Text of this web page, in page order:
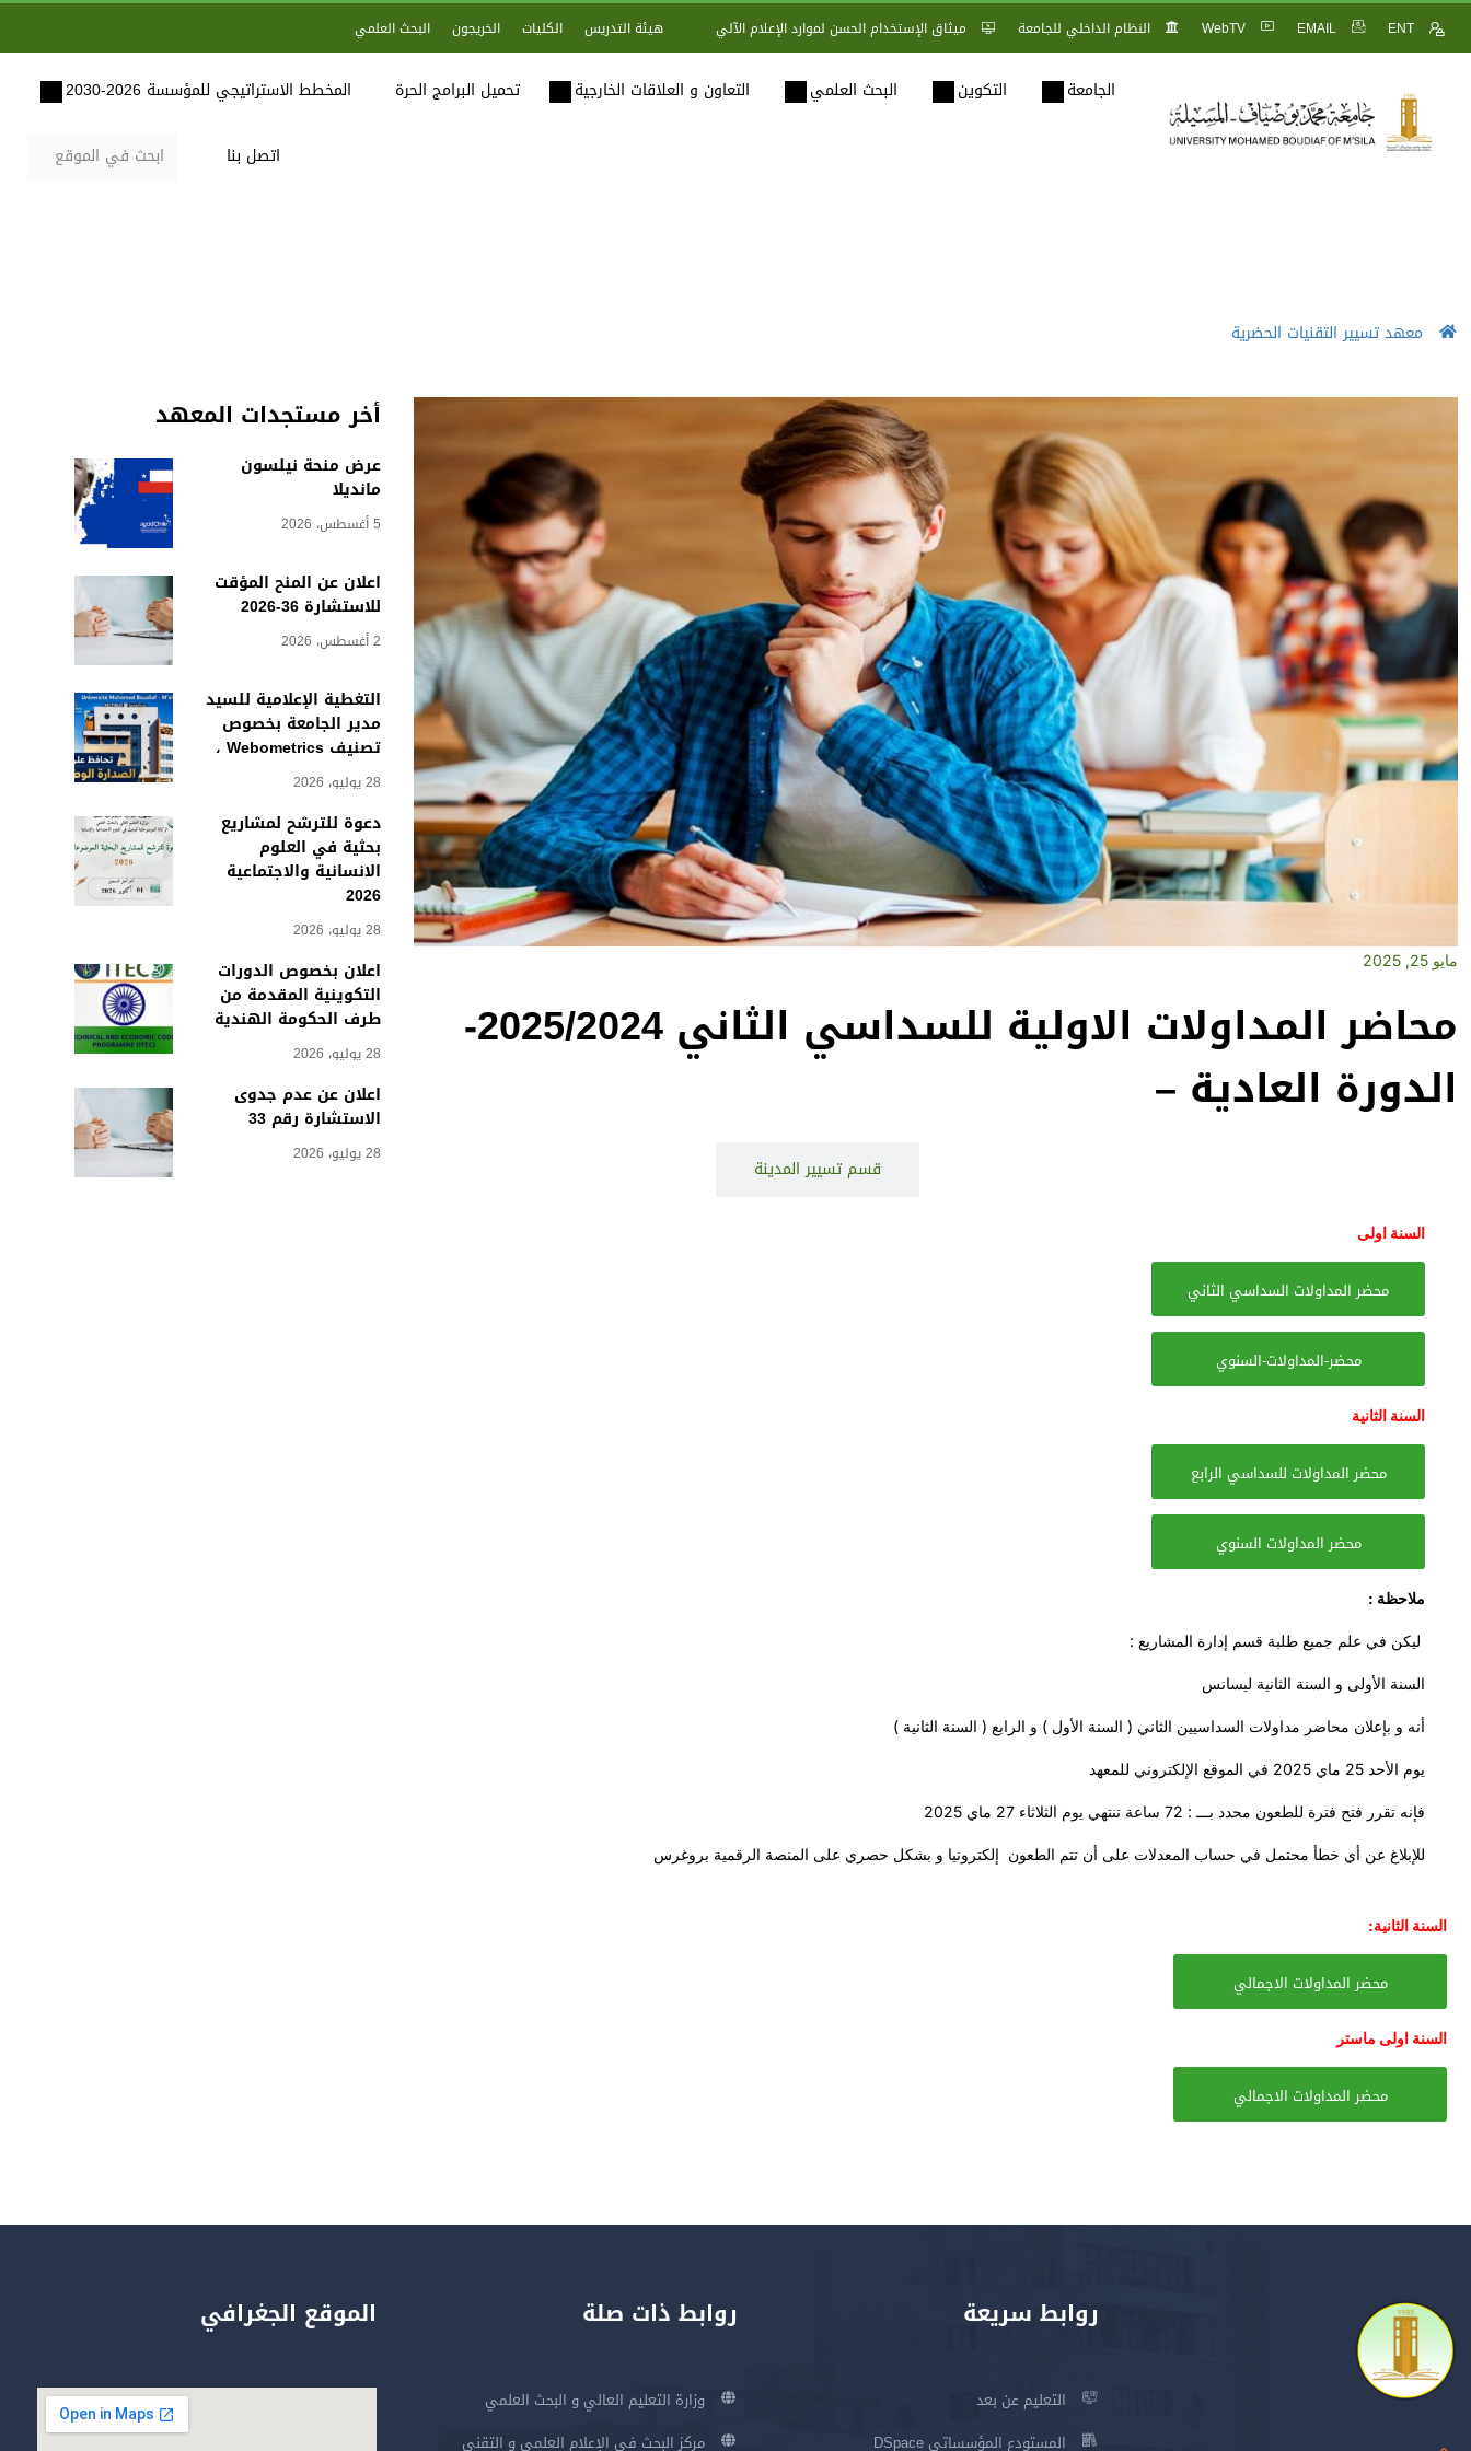
ENT
EMAIL
WebTV النظام الداخلي للجامعة ميثاق الإستخدام الحسن لموارد الإعلام الآلي هيئة التدريس الكليات الخريجون البحث العلمي
الجامعة التكوين البحث العلمي التعاون و العلاقات الخارجية تحميل البرامج الحرة المخطط الاستراتيجي للمؤسسة 2026-2030
اتصل بنا
معهد تسيير التقنيات الحضرية
أخر مستجدات المعهد
عرض منحة نيلسون
مانديلا
5 أغسطس، 2026
اعلان عن المنح المؤقت
للاستشارة 36-2026
2 أغسطس، 2026
التغطية الإعلامية للسيد
مدير الجامعة بخصوص
تصنيف Webometrics ،
28 يوليو، 2026
دعوة للترشح لمشاريع
بحثية في العلوم
الانسانية والاجتماعية
2026
28 يوليو، 2026
اعلان بخصوص الدورات
التكوينية المقدمة من
طرف الحكومة الهندية
28 يوليو، 2026
اعلان عن عدم جدوى
الاستشارة رقم 33
28 يوليو، 2026
مايو 25, 2025
محاضر المداولات الاولية للسداسي الثاني 2025/2024-
الدورة العادية –
قسم تسيير المدينة
السنة اولى
محضر المداولات السداسي الثاني
محضر-المداولات-السنوي
السنة الثانية
محضر المداولات للسداسي الرابع
محضر المداولات السنوي
ملاحظة :
ليكن في علم جميع طلبة قسم إدارة المشاريع :
السنة الأولى و السنة الثانية ليسانس
أنه و بإعلان محاضر مداولات السداسيين الثاني ( السنة الأول ) و الرابع ( السنة الثانية )
يوم الأحد 25 ماي 2025 في الموقع الإلكتروني للمعهد
فإنه تقرر فتح فترة للطعون محدد بـــ : 72 ساعة تنتهي يوم الثلاثاء 27 ماي 2025
للإبلاغ عن أي خطأ محتمل في حساب المعدلات على أن تتم الطعون إلكترونيا و بشكل حصري على المنصة الرقمية بروغرس
السنة الثانية:
محضر المداولات الاجمالي
السنة اولى ماستر
محضر المداولات الاجمالي
روابط سريعة
التعليم عن بعد
المستودع المؤسساتي DSpace
روابط ذات صلة
وزارة التعليم العالي و البحث العلمي
مركز البحث في الإعلام العلمي و التقني
الموقع الجغرافي